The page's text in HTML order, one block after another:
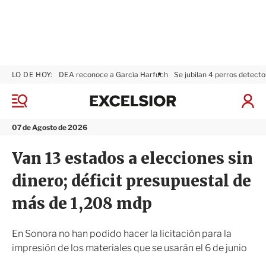
M
n
07 de Agosto de 2026
LO DE HOY: DEA reconoce a García Harfuch Se jubilan 4 perros
I
a
S
x
i
r
Van 13 estados a elecciones sin
dinero; déficit presupuestal de
más de 1,208 mdp
En Sonora no han podido hacer la licitación para la
impresión de los materiales que se usarán el 6 de junio